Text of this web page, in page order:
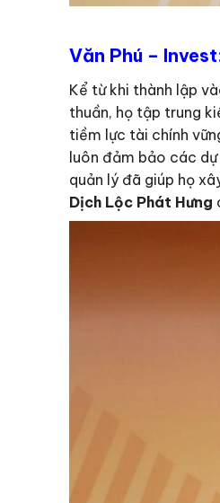
Văn Phú –
Kể từ khi thành lập
thuần, họ tập trung
tiềm lực tài chính
luôn đảm bảo các
quản lý đã giúp họ
Dịch Lộc Phát Hưng